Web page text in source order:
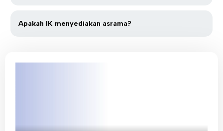
Apakah IK menyediakan asrama?